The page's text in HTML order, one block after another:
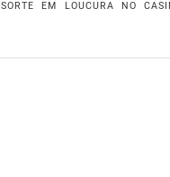
SORTE EM LOUCURA NO